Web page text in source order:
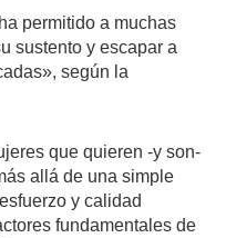
permitido a muchas
sustento y escapar a
según la
que quieren -y son-
allá de una simple
y calidad
fundamentales de